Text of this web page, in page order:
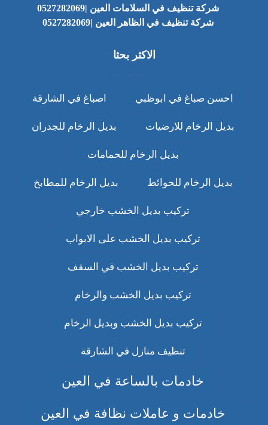
شركة تنظيف في السلامات العين |0527282069
شركة تنظيف في الظاهر العين |0527282069
الاكثر بحثا
احسن صباغ في ابوظبي اصباغ في الشارقة
بديل الرخام للارضيات بديل الرخام للجدران
بديل الرخام للحمامات
بديل الرخام للحوائط بديل الرخام للمطابخ
تركيب بديل الخشب خارجي
تركيب بديل الخشب على الابواب
تركيب بديل الخشب في السقف
تركيب بديل الخشب والرخام
تركيب بديل الخشب وبديل الرخام
تنظيف منازل في الشارقة
خادمات بالساعة في العين
خادمات و عاملات نظافة في العين